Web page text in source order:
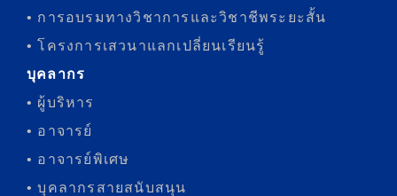
• การอบรมทางวิชาการและวิชาชีพระยะสั้น
• โครงการเสวนาแลกเปลี่ยนเรียนรู้
บุคลากร
• ผู้บริหาร
• อาจารย์
• อาจารย์พิเศษ
• บุคลากรสายสนับสนุน